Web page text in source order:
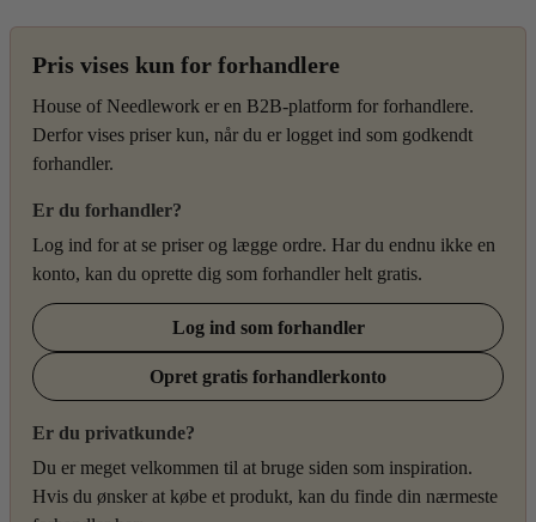
Pris vises kun for forhandlere
House of Needlework er en B2B-platform for forhandlere.
Derfor vises priser kun, når du er logget ind som godkendt
forhandler.
Er du forhandler?
Log ind for at se priser og lægge ordre. Har du endnu ikke en
konto, kan du oprette dig som forhandler helt gratis.
Log ind som forhandler
Opret gratis forhandlerkonto
Er du privatkunde?
Du er meget velkommen til at bruge siden som inspiration.
Hvis du ønsker at købe et produkt, kan du finde din nærmeste